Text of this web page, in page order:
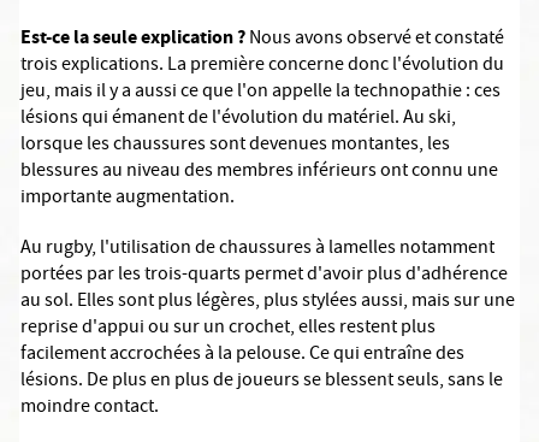
Est-ce la seule explication ?Nous avons observé et constaté
trois explications. La première concerne donc l'évolution du
jeu, mais il y a aussi ce que l'on appelle la technopathie : ces
lésions qui émanent de l'évolution du matériel. Au ski,
lorsque les chaussures sont devenues montantes, les
blessures au niveau des membres inférieurs ont connu une
importante augmentation.
Au rugby, l'utilisation de chaussures à lamelles notamment
portées par les trois-quarts permet d'avoir plus d'adhérence
au sol. Elles sont plus légères, plus stylées aussi, mais sur une
reprise d'appui ou sur un crochet, elles restent plus
facilement accrochées à la pelouse. Ce qui entraîne des
lésions. De plus en plus de joueurs se blessent seuls, sans le
moindre contact.